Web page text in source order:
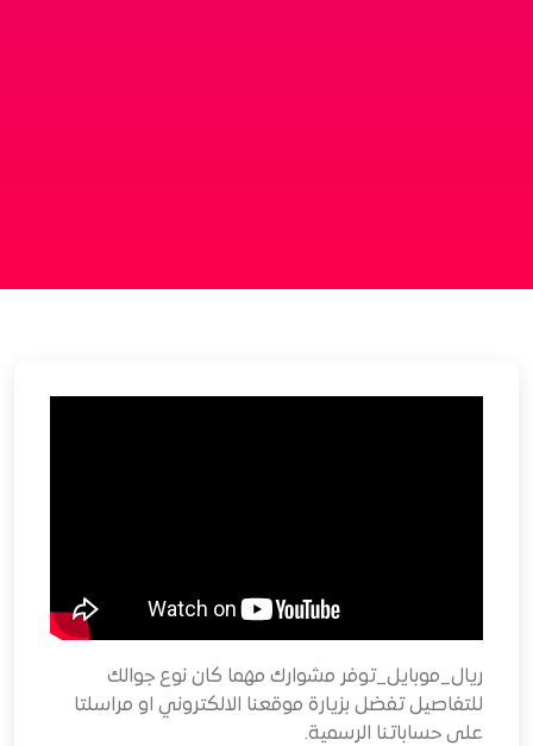
ريال_موبايل_توفر​ مشوارك مهما كان نوع جوالك
للتفاصيل تفضل بزيارة موقعنا الالكتروني او مراسلتا
على حساباتنا الرسمية.